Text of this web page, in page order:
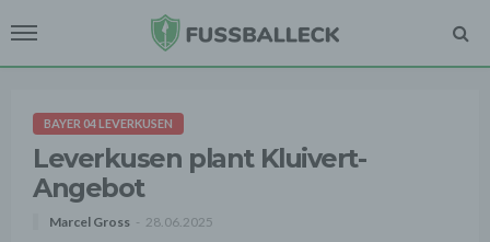
BAYER 04 LEVERKUSEN
Leverkusen plant Kluivert-
Angebot
Marcel Gross 28.06.2025